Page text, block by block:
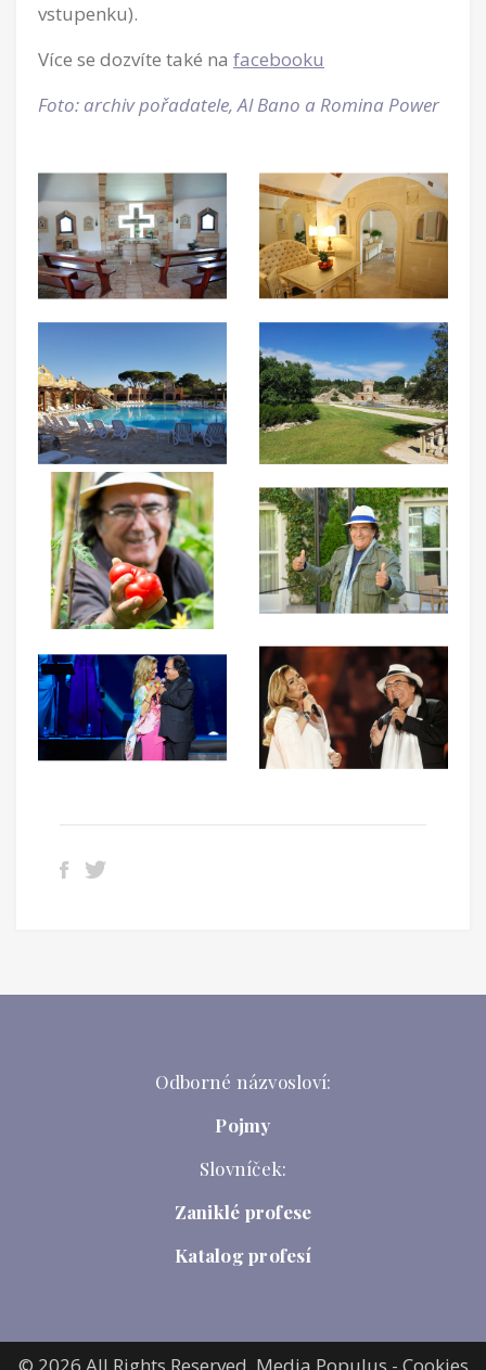
vstupenku).
Více se dozvíte také na facebooku
Foto: archiv pořadatele, Al Bano a Romina Power
Odborné názvosloví:
Pojmy
Slovníček:
Zaniklé profese
Katalog profesí